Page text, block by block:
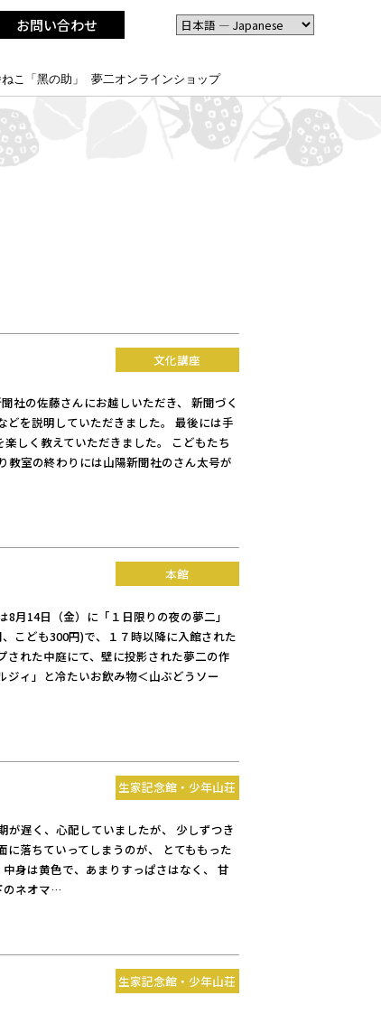
お問い合わせ
こ「黑の助」 夢二オンラインショップ
文化講座
社の佐藤さんにお越しいただき、 新聞づく
どを説明していただきました。 最後には手
しく教えていただきました。 こどもたち
教室の終わりには山陽新聞社のさん太号が
本館
月14日（金）に「１日限りの夜の夢二」
こども300円)で、１７時以降に入館された
れた中庭にて、壁に投影された夢二の作
ィ」と冷たいお飲み物＜山ぶどうソー
生家記念館・少年山荘
遅く、心配していましたが、 少しずつき
落ちていってしまうのが、 とてももった
身は黄色で、あまりすっぱさはなく、 甘
のネオマ…
生家記念館・少年山荘